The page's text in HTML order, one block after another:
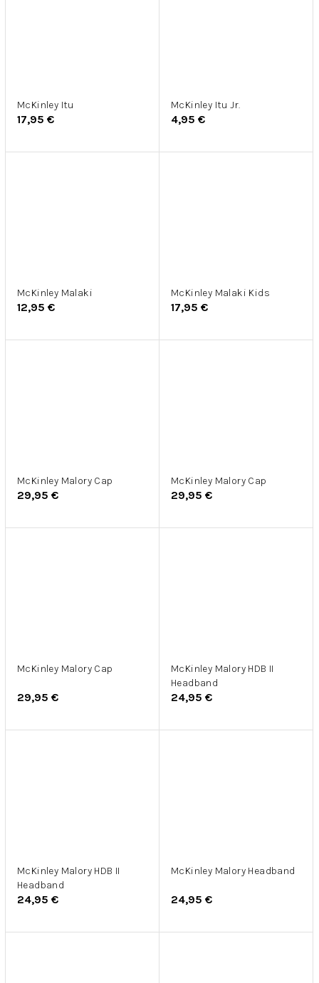
McKinley Itu
17,95 €
McKinley Itu Jr.
4,95 €
McKinley Malaki
12,95 €
McKinley Malaki Kids
17,95 €
McKinley Malory Cap
29,95 €
McKinley Malory Cap
29,95 €
McKinley Malory Cap
29,95 €
McKinley Malory HDB II
Headband
24,95 €
McKinley Malory HDB II
Headband
24,95 €
McKinley Malory Headband
24,95 €